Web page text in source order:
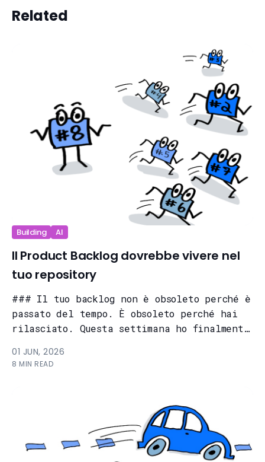
Related
Building AI
Il Product Backlog dovrebbe vivere nel
tuo repository
### Il tuo backlog non è obsoleto perché è
passato del tempo. È obsoleto perché hai
rilasciato. Questa settimana ho finalmente
01 JUN, 2026
8 MIN READ